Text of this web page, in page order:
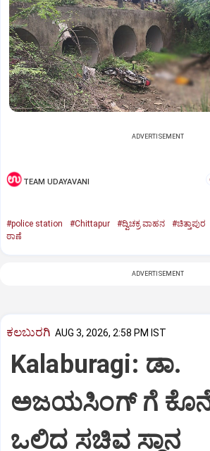
ADVERTISEMENT
TEAM UDAYAVANI
#police station #Chittapur #ದ್ವಿಚಕ್ರ ವಾಹನ #ಚಿತ್ತಾಪುರ
ಠಾಣೆ
ADVERTISEMENT
ಕಲಬುರಗಿ AUG 3, 2026, 2:58 PM IST
Kalaburagi: ಡಾ.
ಅಜಯಸಿಂಗ್ ಗೆ
ಒಲಿದ ಸಚಿವ ಸ್ಥಾನ